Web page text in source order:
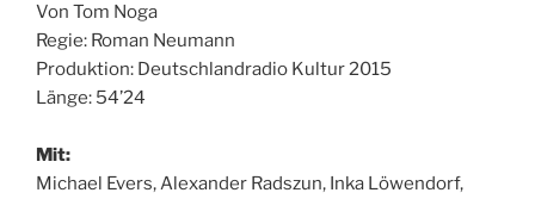
Von Tom Noga
Regie: Roman Neumann
Produktion: Deutschlandradio Kultur 2015
Länge: 54’24
Mit:
Michael Evers, Alexander Radszun, Inka Löwendorf,